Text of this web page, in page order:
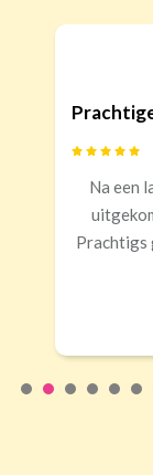
Na een
Prachtigs